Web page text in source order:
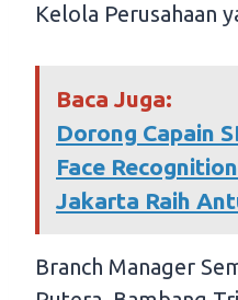
Kelola Perusahaan
Baca Juga:
Dorong Capain
Face
Jakarta Raih
Branch Manager